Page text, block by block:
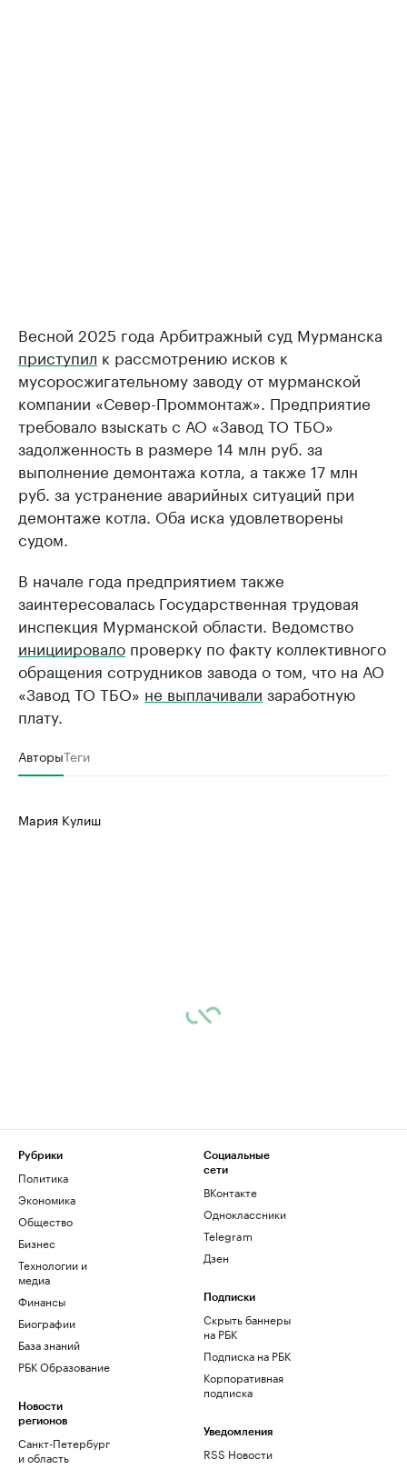
Весной 2025 года Арбитражный суд Мурманска
приступил к рассмотрению исков к
мусоросжигательному заводу от мурманской
компании «Север-Проммонтаж». Предприятие
требовало взыскать с АО «Завод ТО ТБО»
задолженность в размере 14 млн руб. за
выполнение демонтажа котла, а также 17 млн
руб. за устранение аварийных ситуаций при
демонтаже котла. Оба иска удовлетворены
судом.
В начале года предприятием также
заинтересовалась Государственная трудовая
инспекция Мурманской области. Ведомство
инициировало проверку по факту коллективного
обращения сотрудников завода о том, что на АО
«Завод ТО ТБО» не выплачивали заработную
плату.
АвторыТеги
Мария Кулиш
Рубрики
Политика
Экономика
Общество
Бизнес
Технологии и
медиа
Финансы
Биографии
База знаний
РБК Образование
Новости
регионов
Санкт-Петербург
и область
Социальные
сети
ВКонтакте
Одноклассники
Telegram
Дзен
Подписки
Скрыть баннеры
на РБК
Подписка на РБК
Корпоративная
подписка
Уведомления
RSS Новости